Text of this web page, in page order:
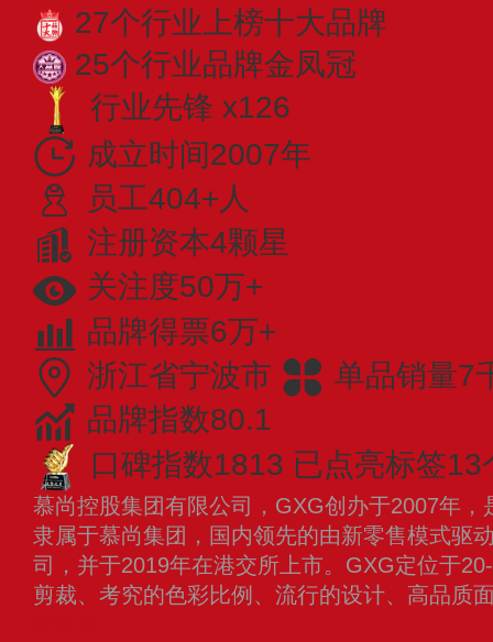
27个行业上榜十大品牌
25个行业品牌金凤冠
行业先锋 x126
成立时间2007年
员工404+人
注册资本4颗星
关注度50万+
品牌得票6万+
浙江省宁波市
单品销量7
品牌指数80.1
口碑指数1813 已点亮标签13
慕尚控股集团有限公司，GXG创办于2007年
隶属于慕尚集团，国内领先的由新零售模式驱
司，并于2019年在港交所上市。GXG定位于
剪裁、考究的色彩比例、流行的设计、高品质